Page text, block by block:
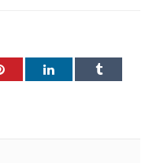
Pinterest LinkedIn Tumblr